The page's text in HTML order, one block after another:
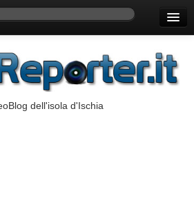
D’Ambra
dell'isola d'Ischia